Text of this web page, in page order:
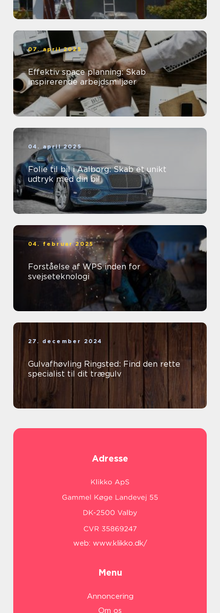
07. april 2025
Effektiv space planning: Skab
inspirerende arbejdsmiljøer
04. april 2025
Folie til bil i Aalborg: Skab et unikt
udtryk med din bil
04. februar 2025
Forståelse af WPS inden for
svejseteknologi
27. december 2024
Gulvafhøvling Ringsted: Find den rette
specialist til dit trægulv
Adresse
web: www.klikko.dk/
Menu
Annoncering
Om os